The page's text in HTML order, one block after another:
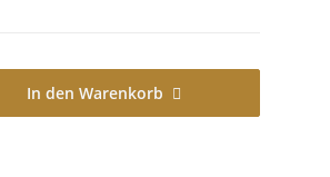
In den Warenkorb